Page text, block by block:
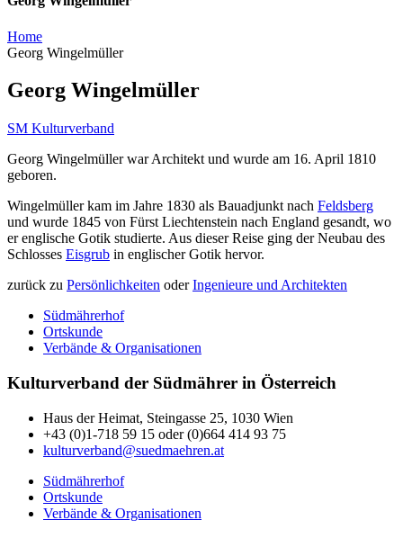
Home
Georg Wingelmüller
Georg Wingelmüller
SM Kulturverband
Georg Wingelmüller war Architekt und wurde am 16. April 1810
geboren.
Wingelmüller kam im Jahre 1830 als Bauadjunkt nach Feldsberg
und wurde 1845 von Fürst Liechtenstein nach England gesandt, wo
er englische Gotik studierte. Aus dieser Reise ging der Neubau des
Schlosses Eisgrub in englischer Gotik hervor.
zurück zu Persönlichkeiten oderIngenieure und Architekten
Südmährerhof
Ortskunde
Verbände & Organisationen
Kulturverband der Südmährer in Österreich
Haus der Heimat, Steingasse 25, 1030 Wien
+43 (0)1-718 59 15 oder (0)664 414 93 75
kulturverband@suedmaehren.at
Südmährerhof
Ortskunde
Verbände & Organisationen